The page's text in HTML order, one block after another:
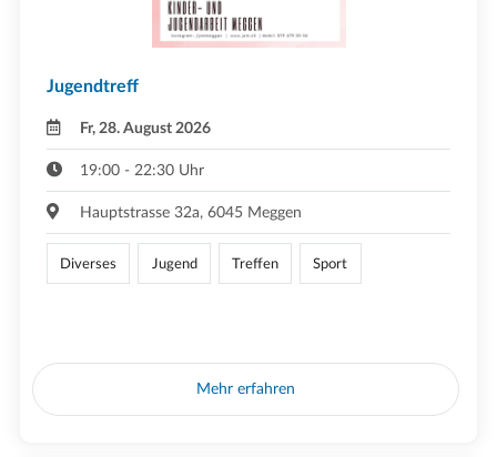
Jugendtreff
Fr, 28. August 2026
19:00 - 22:30 Uhr
Hauptstrasse 32a, 6045 Meggen
Diverses Jugend Treffen Sport
Mehr erfahren